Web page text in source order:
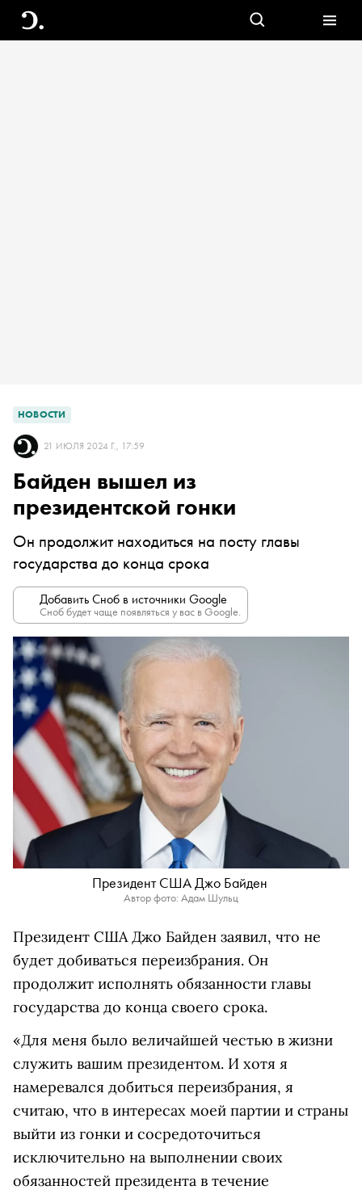
НОВОСТИ
21 ИЮЛЯ 2024 Г., 17:59
Байден вышел из
президентской гонки
Он продолжит находиться на посту главы
государства до конца срока
Добавить Сноб в источники Google
Сноб будет чаще появляться у вас в Google.
Президент США Джо Байден
Автор фото: Адам Шульц
Президент США Джо Байден заявил, что не
будет добиваться переизбрания. Он
продолжит исполнять обязанности главы
государства до конца своего срока.
«Для меня было величайшей честью в жизни
служить вашим президентом. И хотя я
намеревался добиться переизбрания, я
считаю, что в интересах моей партии и страны
выйти из гонки и сосредоточиться
исключительно на выполнении своих
обязанностей президента в течение